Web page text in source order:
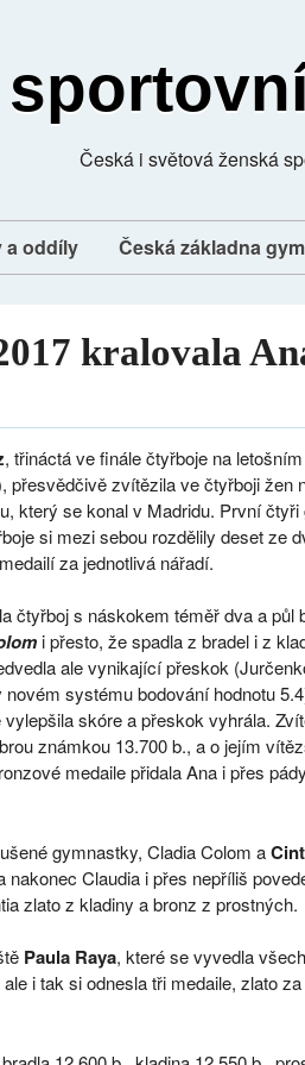
Česká i světová ženská
a oddíly Česká základna
kralovala
, třináctá ve finále čtyřboje na
přesvědčivě zvítězila ve čtyřboji žen
který se konal v Madridu. První
si mezi sebou rozdělily deset ze
za jednotlivá nářadí.
čtyřboj s náskokem téměř dva a půl
i přesto, že spadla z bradel i z
ale vynikající přeskok
systému bodování hodnotu
skóre a přeskok vyhrála.
známkou 13.700 b., a o jejím
medaile přidala Ana i přes
gymnastky, Cladia Colom a
Claudia i přes nepříliš
zlato z kladiny a bronz z prostných.
Paula Raya, které se vyvedla
i tak si odnesla tři medaile, zlato